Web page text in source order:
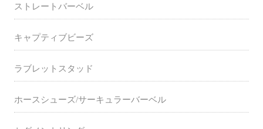
ストレートバーベル
キャプティブビーズ
ラブレットスタッド
ホースシューズ/サーキュラーバーベル